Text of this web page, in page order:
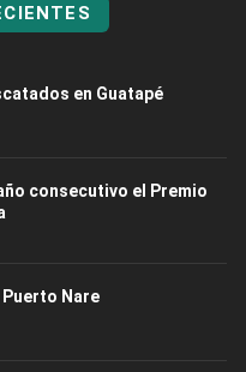
en Guatapé
consecutivo el Premio
Nare